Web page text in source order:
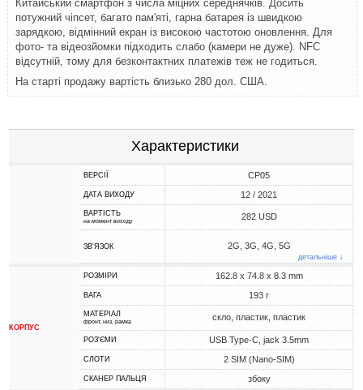
Китайський смартфон з числа міцних середнячків. Досить
потужний чіпсет, багато пам'яті, гарна батарея із швидкою
зарядкою, відмінний екран із високою частотою оновлення. Для
фото- та відеозйомки підходить слабо (камери не дуже). NFC
відсутній, тому для безконтактних платежів теж не годиться.
На старті продажу вартість близько 280 дол. США.
Характеристики
ВЕРСІЇ CP05
ДАТА ВИХОДУ 12 / 2021
ВАРТІСТЬ
на момент виходу 282 USD
ЗВ'ЯЗОК 2G, 3G, 4G, 5G
детальніше ↓
КОРПУС
РОЗМІРИ 162.8 x 74.8 x 8.3 mm
ВАГА 193 г
МАТЕРІАЛ
фронт, низ, рамка скло, пластик, пластик
РОЗ'ЄМИ USB Type-C, jack 3.5mm
СЛОТИ 2 SIM (Nano-SIM)
СКАНЕР ПАЛЬЦЯ збоку